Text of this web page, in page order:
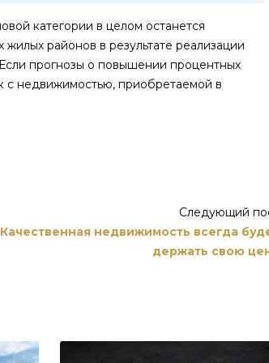
категории в целом останется
районов в результате реализации
Если прогнозы о повышении процентных
с недвижимостью, приобретаемой в
Следующий
Качественная недвижимость всегда
держать свою